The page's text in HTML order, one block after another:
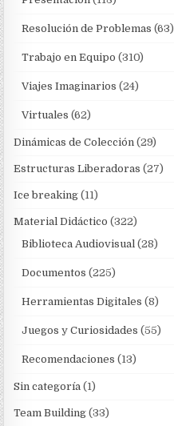
Resolución de Problemas (63)
Trabajo en Equipo (310)
Viajes Imaginarios (24)
Virtuales (62)
Dinámicas de Colección (29)
Estructuras Liberadoras (27)
Ice breaking (11)
Material Didáctico (322)
Biblioteca Audiovisual (28)
Documentos (225)
Herramientas Digitales (8)
Juegos y Curiosidades (55)
Recomendaciones (13)
Sin categoría (1)
Team Building (33)